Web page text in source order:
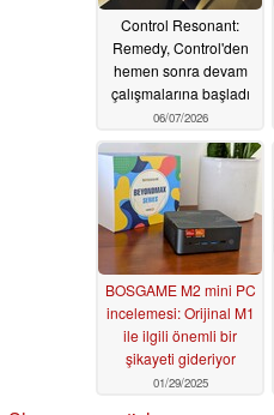
Control Resonant:
Remedy, Control'den
hemen sonra devam
çalışmalarına başladı
06/07/2026
BOSGAME M2 mini PC
incelemesi: Orijinal M1
ile ilgili önemli bir
şikayeti gideriyor
01/29/2025